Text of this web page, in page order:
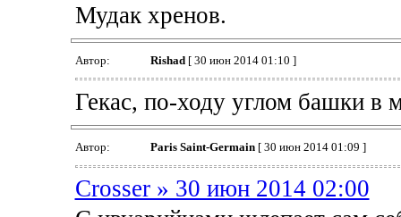
Мудак хренов.
Автор: Rishad[ 30 июн 2014 01:10 ]
Гекас, по-ходу углом башки в
Автор: Paris Saint-Germain[ 30 июн 2014 01:09 ]
Crosser » 30 июн 2014 02:00